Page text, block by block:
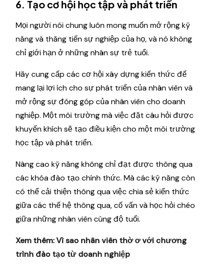
6. Tạo cơ hội học tập và phát triển
Mọi người nói chung luôn mong muốn mở rộng kỹ
năng và thăng tiến sự nghiệp của họ, và nó không
chỉ giới hạn ở những nhân sự trẻ tuổi.
Hãy cung cấp các cơ hội xây dựng kiến ​​thức để
mang lại lợi ích cho sự phát triển của nhân viên và
mở rộng sự đóng góp của nhân viên cho doanh
nghiệp. Một môi trường mà việc đặt câu hỏi được
khuyến khích sẽ tạo điều kiện cho một môi trường
học tập và phát triển.
Nâng cao kỹ năng không chỉ đạt được thông qua
các khóa đào tạo chính thức. Mà các kỹ năng còn
có thể cải thiện thông qua việc chia sẻ kiến ​​thức
giữa các thế hệ thông qua, cố vấn và học hỏi chéo
giữa những nhân viên cùng độ tuổi.
Xem thêm:Vì sao nhân viên thờ ơ với chương
trình đào tạo từ doanh nghiệp